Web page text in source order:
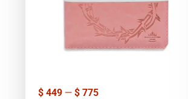
Precio
$ 449 — $ 775